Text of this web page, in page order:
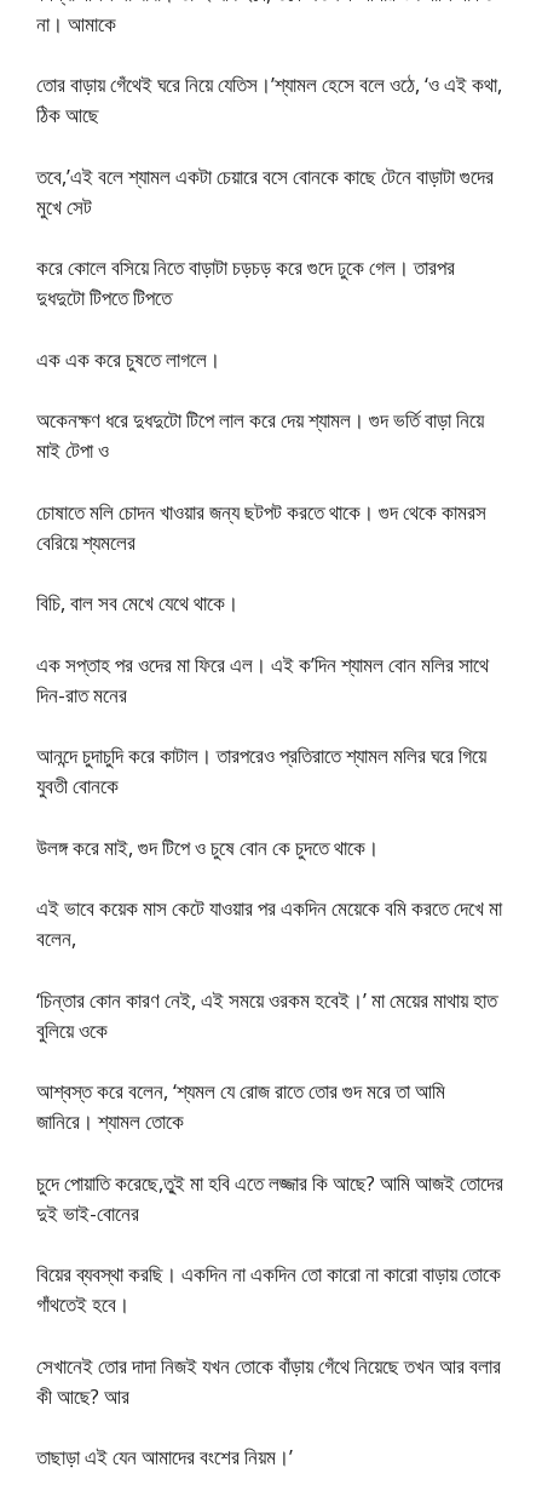
না। আমাকে
তোর বাড়ায় গেঁথেই ঘরে নিয়ে যেতিস।’শ্যামল হেসে বলে ওঠে, ‘ও এই কথা,
ঠিক আছে
তবে,’এই বলে শ্যামল একটা চেয়ারে বসে বোনকে কাছে টেনে বাড়াটা গুদের
মুখে সেট
করে কোলে বসিয়ে নিতে বাড়াটা চড়চড় করে গুদে ঢুকে গেল। তারপর
দুধদুটো টিপতে টিপতে
এক এক করে চুষতে লাগলে।
অকেনক্ষণ ধরে দুধদুটো টিপে লাল করে দেয় শ্যামল। গুদ ভর্তি বাড়া নিয়ে
মাই টেপা ও
চোষাতে মলি চোদন খাওয়ার জন্য ছটপট করতে থাকে। গুদ থেকে কামরস
বেরিয়ে শ্যমলের
বিচি, বাল সব মেখে যেথে থাকে।
এক সপ্তাহ পর ওদের মা ফিরে এল। এই ক’দিন শ্যামল বোন মলির সাথে
দিন-রাত মনের
আনন্দে চুদাচুদি করে কাটাল। তারপরেও প্রতিরাতে শ্যামল মলির ঘরে গিয়ে
যুবতী বোনকে
উলঙ্গ করে মাই, গুদ টিপে ও চুষে বোন কে চুদতে থাকে।
এই ভাবে কয়েক মাস কেটে যাওয়ার পর একদিন মেয়েকে বমি করতে দেখে মা
বলেন,
‘চিন্তার কোন কারণ নেই, এই সময়ে ওরকম হবেই।’ মা মেয়ের মাথায় হাত
বুলিয়ে ওকে
আশ্বস্ত করে বলেন, ‘শ্যমল যে রোজ রাতে তোর গুদ মরে তা আমি
জানিরে। শ্যামল তোকে
চুদে পোয়াতি করেছে,তু্ই মা হবি এতে লজ্জার কি আছে? আমি আজই তোদের
দুই ভাই-বোনের
বিয়ের ব্যবস্থা করছি। একদিন না একদিন তো কারো না কারো বাড়ায় তোকে
গাঁথতেই হবে।
সেখানেই তোর দাদা নিজই যখন তোকে বাঁড়ায় গেঁথে নিয়েছে তখন আর বলার
কী আছে? আর
তাছাড়া এই যেন আমাদের বংশের নিয়ম।’